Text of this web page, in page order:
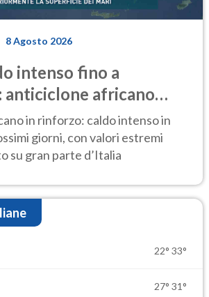
8 Agosto 2026
intenso fino a
anticiclone africano
in rinforzo: caldo intenso in
giorni, con valori estremi
su gran parte d’Italia
22° 33°
27° 31°